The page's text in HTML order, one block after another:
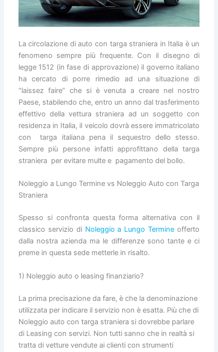
La circolazione di auto con targa straniera in Italia è un
fenomeno sempre più frequente. Con il disegno di
legge 1512 (in fase di approvazione) il governo italiano
ha cercato di porre rimedio ad una situazione di
“laissez faire” che si è venuta a creare nel nostro
Paese, stabilendo che, entro un anno dal trasferimento
effettivo della vettura straniera ad un soggetto con
residenza in Italia, il veicolo dovrà essere immatricolato
con targa italiana pena il sequestro dello stesso.
Sempre più persone infatti approfittano della targa
straniera per evitare multe e pagamento del bollo.
Noleggio a Lungo Termine vs Noleggio Auto con Targa
Straniera
Spesso si confronta questa forma alternativa con il
classico servizio di Noleggio a Lungo Termine offerto
dalla nostra azienda ma le differenze sono tante e ci
preme in questa sede metterle in risalto.
1) Noleggio auto o leasing finanziario?
La prima precisazione da fare, è che la denominazione
utilizzata per indicare il servizio non è esatta. Più che di
Noleggio auto con targa straniera si dovrebbe parlare
di Leasing con servizi. Non tutti sanno che in realtà si
tratta di vetture vendute ai clienti con strumenti